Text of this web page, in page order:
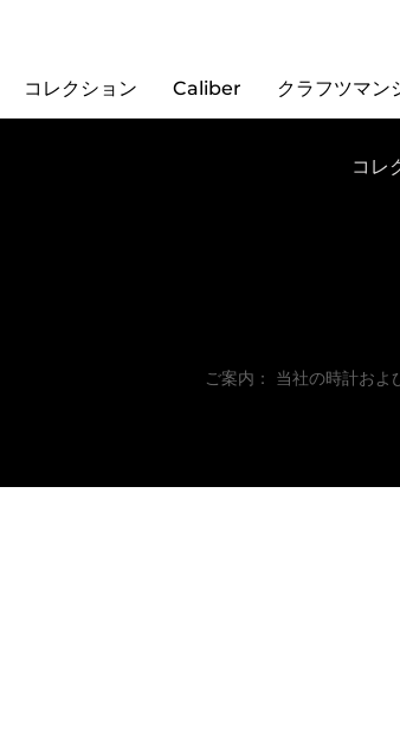
コレクション Caliber クラフツマン
コレ
ご案内： 当社の時計お